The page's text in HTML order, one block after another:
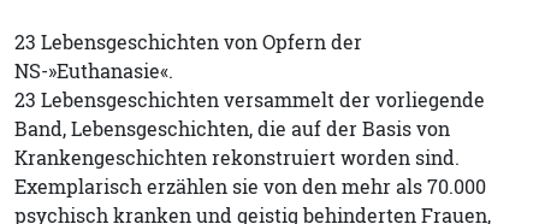
23 Lebensgeschichten von Opfern der
NS-»Euthanasie«.
23 Lebensgeschichten versammelt der vorliegende
Band, Lebensgeschichten, die auf der Basis von
Krankengeschichten rekonstruiert worden sind.
Exemplarisch erzählen sie von den mehr als 70.000
psychisch kranken und geistig behinderten Frauen,